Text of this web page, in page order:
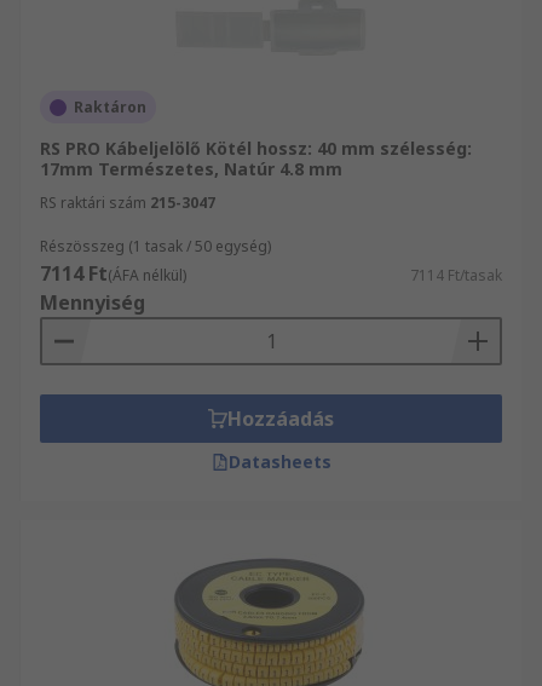
Raktáron
RS PRO Kábeljelölő Kötél hossz: 40 mm szélesség:
17mm Természetes, Natúr 4.8 mm
RS raktári szám 215-3047
Részösszeg (1 tasak / 50 egység)
7114 Ft(ÁFA nélkül) 7114 Ft/tasak
Mennyiség
Hozzáadás
Datasheets